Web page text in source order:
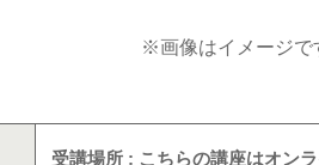
※画像はイメージで
受講場所 : こちらの講座はオン